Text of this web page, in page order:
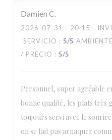
Damien C
2026-07-31 - 20:15 -
SERVICIO : 5/5 AMBIENTE
/ PRECIO : 5/5
Personnel, super agréable
bonne qualité, les plats très
toujours servi avec le
on se fait pas arnaquer